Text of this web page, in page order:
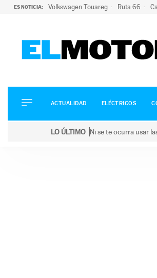
ES NOTICIA: Volkswagen Touareg Ruta 66
ELÉCTRICOS
CONDUCIR
ACTUALIDAD ELÉCTRICOS
LO ÚLTIMO Ni se te ocurra usar